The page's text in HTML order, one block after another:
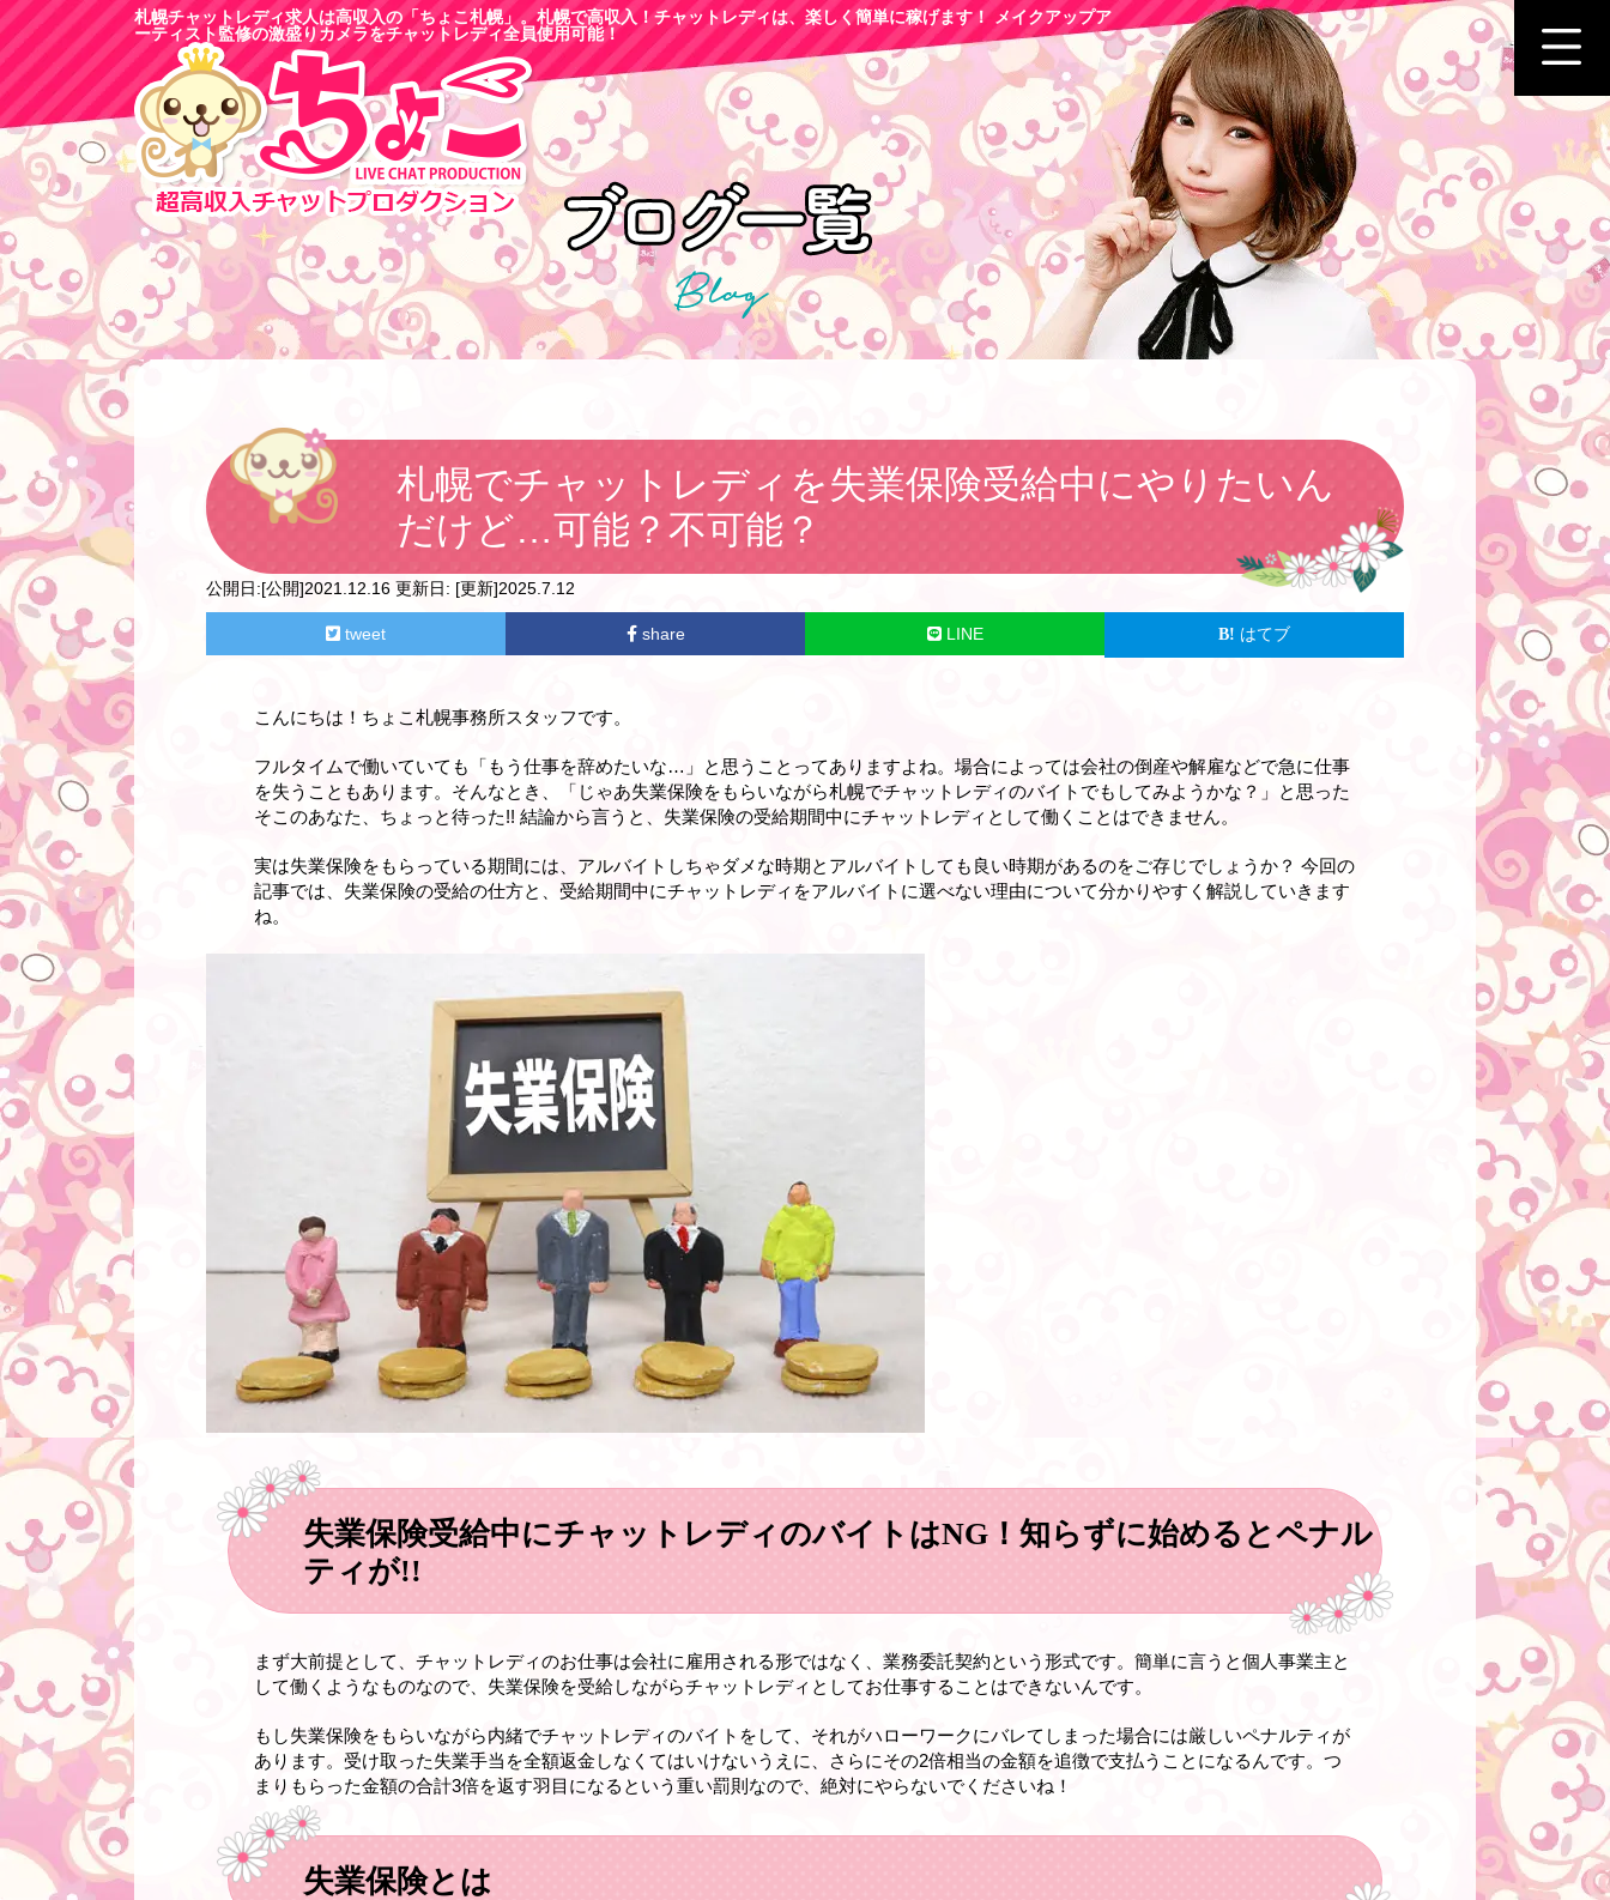
札幌チャットレディ求人は高収入の「ちょこ札幌」。札幌で高収入！チャットレディは、楽しく簡単に稼げます！ メイクアップア
ーティスト監修の激盛りカメラをチャットレディ全員使用可能！
札幌でチャットレディを失業保険受給中にやりたいん
だけど…可能？不可能？
公開日:[公開]2021.12.16 更新日: [更新]2025.7.12
tweet share LINE はてブ
こんにちは！ちょこ札幌事務所スタッフです。
フルタイムで働いていても「もう仕事を辞めたいな…」と思うことってありますよね。場合によっては会社の倒産や解雇などで急に仕事
を失うこともあります。そんなとき、「じゃあ失業保険をもらいながら札幌でチャットレディのバイトでもしてみようかな？」と思った
そこのあなた、ちょっと待った!! 結論から言うと、失業保険の受給期間中にチャットレディとして働くことはできません。
実は失業保険をもらっている期間には、 アルバイトしちゃダメな時期と アルバイトしても良い時期があるのをご存じでしょうか？ 今回の
記事では、失業保険の受給の仕方と、受給期間中にチャットレディをアルバイトに選べない理由について分かりやすく解説していきます
ね。
失業保険受給中にチャットレディのバイトはNG！知らずに始めるとペナル
ティが!!
まず大前提として、チャットレディのお仕事は会社に雇用される形ではなく、業務委託契約という形式です。簡単に言うと個人事業主と
して働くようなものなので、失業保険を受給しながらチャットレディとしてお仕事することはできないんです。
もし失業保険をもらいながら内緒でチャットレディのバイトをして、それがハローワークにバレてしまった場合には厳しいペナルティが
あります。受け取った失業手当を全額返金しなくてはいけないうえに、さらにその2倍相当の金額を追徴で支払うことになるんです。つ
まり もらった金額の合計3倍を返す羽目になるという重い罰則なので、絶対にやらないでくださいね！
失業保険とは